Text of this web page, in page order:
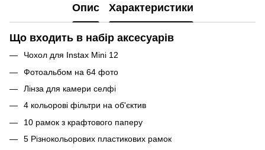
Опис Характеристики
Що входить в набір аксесуарів
Чохол для Instax Mini 12
Фотоальбом на 64 фото
Лінза для камери селфі
4 кольорові фільтри на об'єктив
10 рамок з крафтового паперу
5 Різнокольорових пластикових рамок